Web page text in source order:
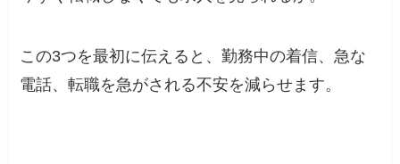
この3つを最初に伝えると、勤務中の着信、急な
電話、転職を急がされる不安を減らせます。